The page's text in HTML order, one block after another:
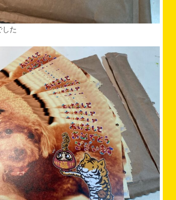
した